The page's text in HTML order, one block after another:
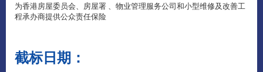
为香港房屋委员会、房屋署 、物业管理服务公司和小型维修及改善工
程承办商提供公众责任保险
截标日期：